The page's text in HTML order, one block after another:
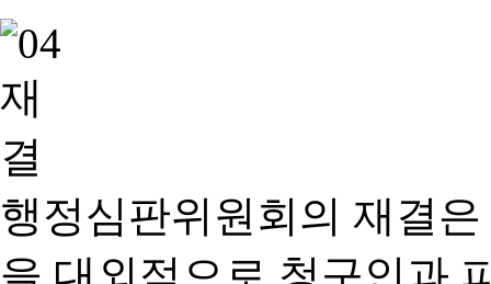
행정심판위원회의 재결